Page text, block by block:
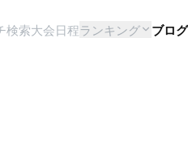
検索大会日程ランキング ブログ